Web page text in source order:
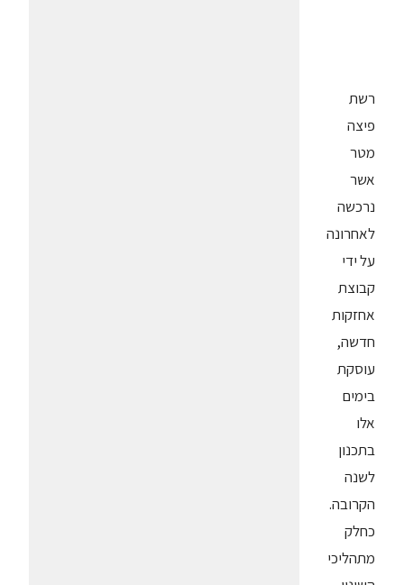
רשת
פיצה
מטר
אשר
נרכשה
לאחרונה
על ידי
קבוצת
אחזקות
חדשה,
עוסקת
בימים
אלו
בתכנון
לשנה
הקרובה.
כחלק
מתהליכי